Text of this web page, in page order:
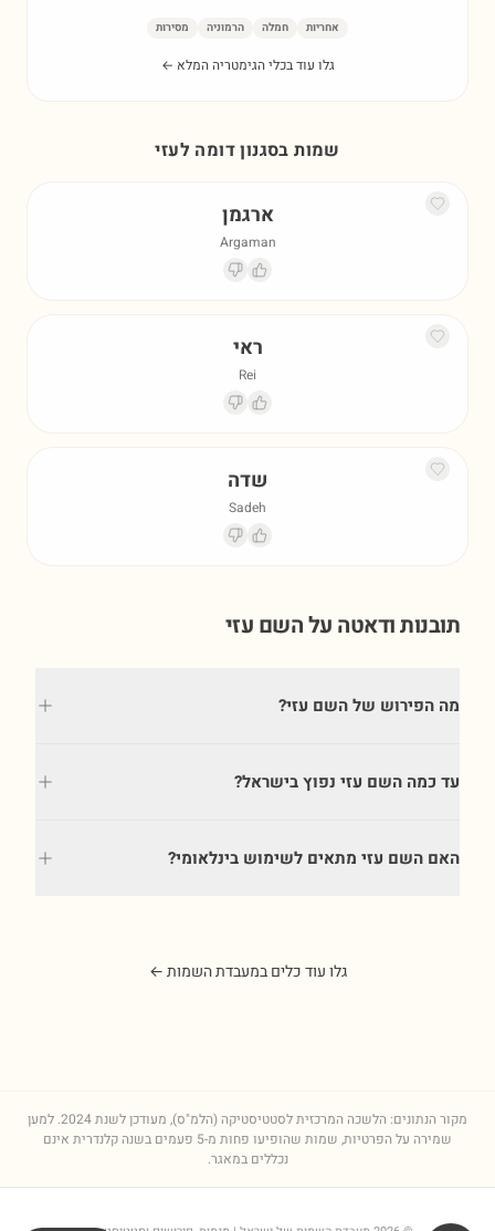
אחריות חמלה הרמוניה מסירות
גלו עוד בכלי הגימטריה המלא ←
שמות בסגנון דומה לעזי
ארגמן
Argaman
ראי
Rei
שדה
Sadeh
תובנות ודאטה על השם עזי
מה הפירוש של השם עזי?
עד כמה השם עזי נפוץ בישראל?
האם השם עזי מתאים לשימוש בינלאומי?
גלו עוד כלים במעבדת השמות ←
מקור הנתונים: הלשכה המרכזית לסטטיסטיקה (הלמ"ס), מעודכן לשנת2024. למען
שמירה על הפרטיות, שמות שהופיעו פחות מ-5 פעמים בשנה קלנדרית אינם
נכללים במאגר.